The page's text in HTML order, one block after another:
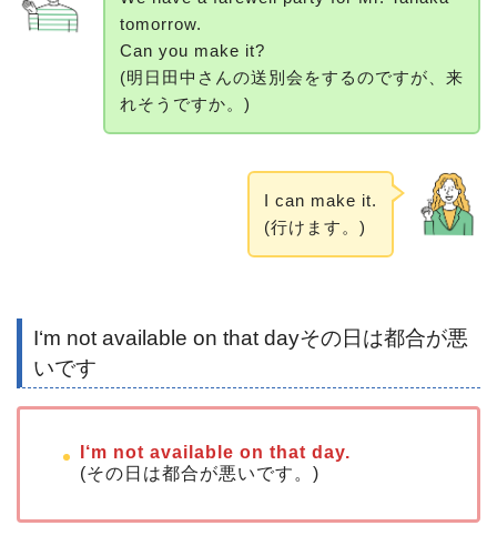
tomorrow.
Can you make it?
(明日田中さんの送別会をするのですが、来
れそうですか。)
I can make it.
(行けます。)
I‘m not available on that dayその日は都合が悪
いです
I‘m not available on that day.
(その日は都合が悪いです。)